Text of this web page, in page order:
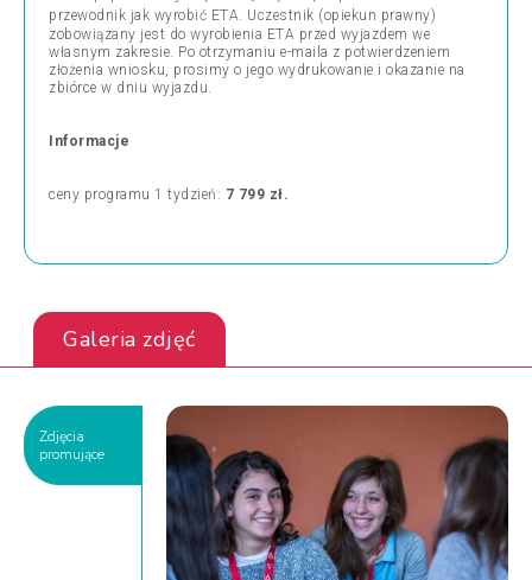
przewodnik jak wyrobić ETA. Uczestnik (opiekun prawny)
zobowiązany jest do wyrobienia ETA przed wyjazdem we
własnym zakresie. Po otrzymaniu e-maila z potwierdzeniem
złożenia wniosku, prosimy o jego wydrukowanie i okazanie na
zbiórce w dniu wyjazdu.
Informacje
ceny programu 1 tydzień: 7 799 zł.
Galeria zdjęć
Zdjęcia
promujące